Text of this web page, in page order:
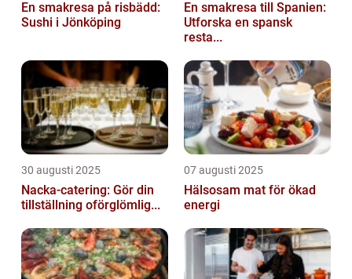
En smakresa på risbädd:
Sushi i Jönköping
En smakresa till Spanien:
Utforska en spansk
resta...
30 augusti 2025
Nacka-catering: Gör din
tillställning oförglömlig...
07 augusti 2025
Hälsosam mat för ökad
energi